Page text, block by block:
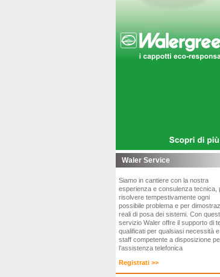
Waler Service
Siamo in cantiere con la nostra
esperienza e consulenza tecnica,
risolvere tempestivamente ogni
possibile problema e per
reali di posa dei sistemi. Con
servizio Waler offre il supporto di
qualificati per qualsiasi necessità
staff competente a disposizione
l’assistenza telefonica
Registrati >>